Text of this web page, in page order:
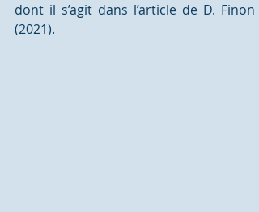
dont il s’agit dans l’article de D. Finon
(2021).